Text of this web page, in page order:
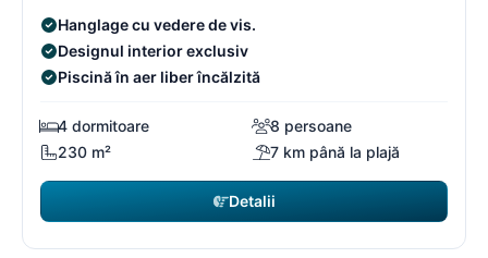
Hanglage cu vedere de vis.
Designul interior exclusiv
Piscină în aer liber încălzită
4 dormitoare
8 persoane
230 m²
7 km până la plajă
Detalii